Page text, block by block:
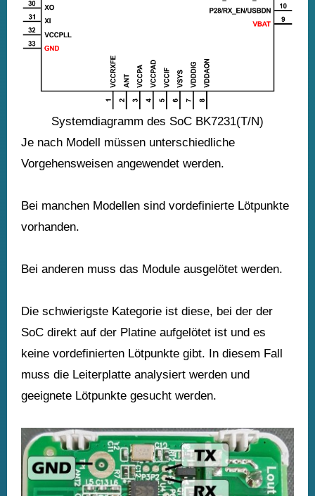
Systemdiagramm des SoC BK7231(T/N)
Je nach Modell müssen unterschiedliche
Vorgehensweisen angewendet werden.
Bei manchen Modellen sind vordefinierte Lötpunkte
vorhanden.
Bei anderen muss das Module ausgelötet werden.
Die schwierigste Kategorie ist diese, bei der der
SoC direkt auf der Platine aufgelötet ist und es
keine vordefinierten Lötpunkte gibt. In diesem Fall
muss die Leiterplatte analysiert werden und
geeignete Lötpunkte gesucht werden.